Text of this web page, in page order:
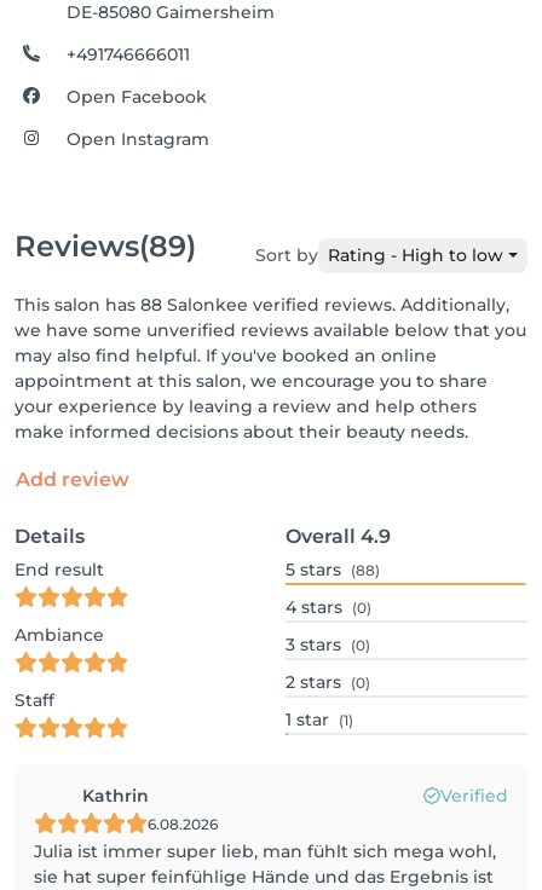
DE-85080 Gaimersheim
+491746666011
Open Facebook
Open Instagram
Reviews(89) Sort by Rating - High to low
This salon has 88 Salonkee verified reviews. Additionally,
we have some unverified reviews available below that you
may also find helpful. If you've booked an online
appointment at this salon, we encourage you to share
your experience by leaving a review and help others
make informed decisions about their beauty needs.
Add review
Details
End result
Ambiance
Staff
Overall 4.9
5 stars (88)
4 stars (0)
3 stars (0)
2 stars (0)
1 star (1)
Kathrin Verified
6.08.2026
Julia ist immer super lieb, man fühlt sich mega wohl,
sie hat super feinfühlige Hände und das Ergebnis ist